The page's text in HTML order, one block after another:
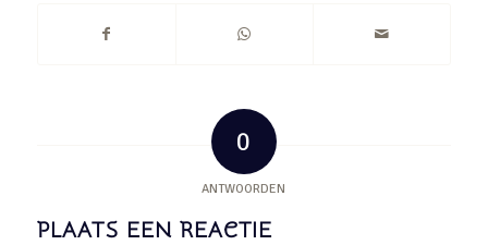
0
ANTWOORDEN
PLAATS EEN REACTIE